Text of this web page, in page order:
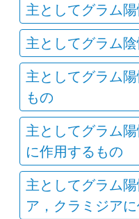
主としてグラム
主としてグラム
主としてグラム
もの
主としてグラム
に作用するもの
主としてグラム
ア，クラミジア